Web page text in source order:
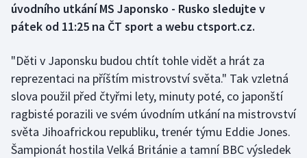
Florbal
Golf
Gymnastika
Házená
úvodního utkání MS Japonsko - Rusko sledujte v
pátek od 11:25 na ČT sport a webu ctsport.cz.
"Děti v Japonsku budou chtít tohle vidět a hrát za
reprezentaci na příštím mistrovství světa." Tak vzletná
slova použil před čtyřmi lety, minuty poté, co japonští
ragbisté porazili ve svém úvodním utkání na mistrovství
světa Jihoafrickou republiku, trenér týmu Eddie Jones.
Šampionát hostila Velká Británie a tamní BBC výsledek